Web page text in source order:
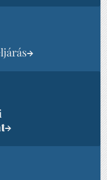
→
→